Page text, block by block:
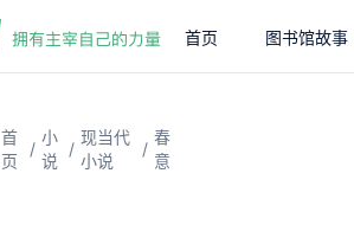
首页 图书馆故事
首
页
/
小
说
/
现当代
小说
/
春
意